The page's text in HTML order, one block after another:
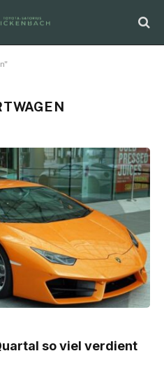
so viel verdient